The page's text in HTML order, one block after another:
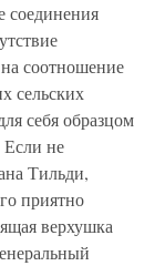
соединения
соотношение
сельских
себя образцом
Если не
Тильди,
приятно
верхушка